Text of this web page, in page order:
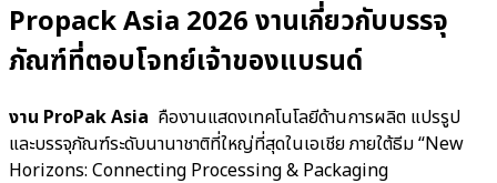
Propack Asia 2026งานเกี่ยวกับบรรจุ
ภัณฑ์ที่ตอบโจทย์เจ้าของแบรนด์
งาน ProPak Asia คืองานแสดงเทคโนโลยีด้านการผลิต แปรรูป
และบรรจุภัณฑ์ระดับนานาชาติที่ใหญ่ที่สุดในเอเชีย ภายใต้ธีม “New
Horizons: Connecting Processing & Packaging